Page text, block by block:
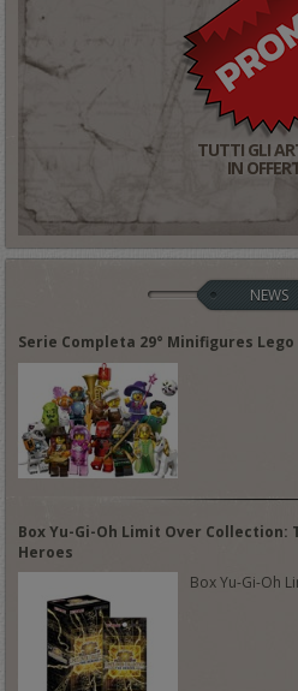
TUTTI GLI
IN
NEWS
Serie Completa 29° Minifigures Lego
Box Yu-Gi-Oh Limit Over Collection:
Heroes
Box Yu-Gi-Oh